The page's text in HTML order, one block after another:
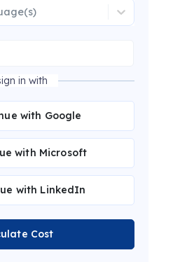
in with
with Google
with Microsoft
with LinkedIn
Cost